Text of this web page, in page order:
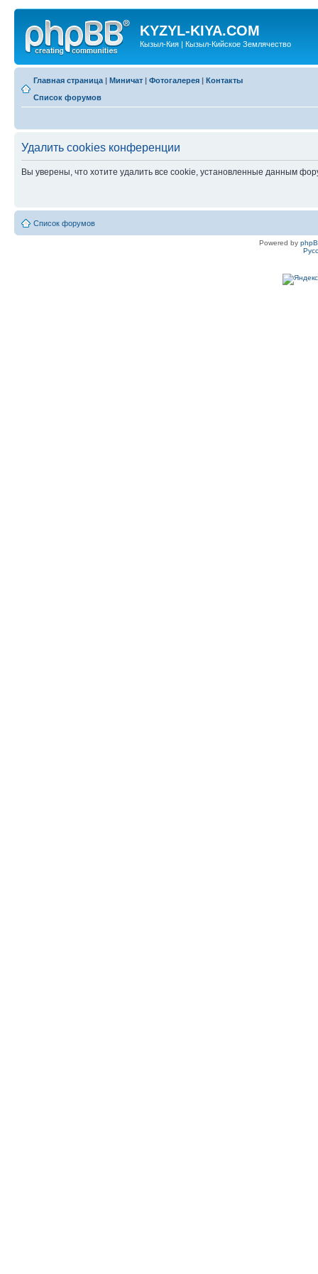
KYZYL-KIYA.COM
Кызыл-Кия | Кызыл-Кийское Землячество
Главная страница | Миничат | Фотогалерея | Контакты
Список форумов
Удалить cookies конференции
Вы уверены, что хотите удалить все cookie, установленные данным
Список форумов
Powered by